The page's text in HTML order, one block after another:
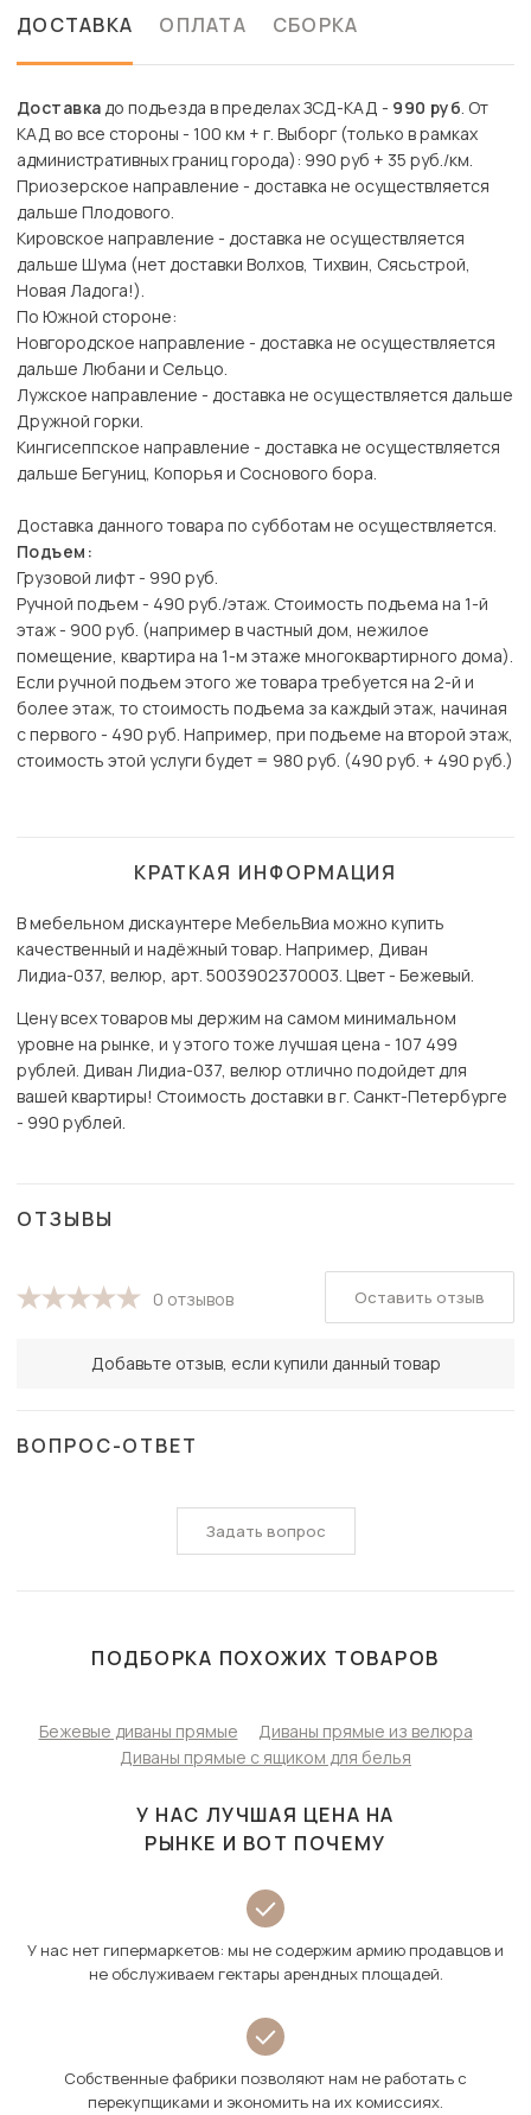
ДОСТАВКА ОПЛАТА СБОРКА
Доставкадо подъезда в пределах ЗСД-КАД - 990 руб. От
КАД во все стороны - 100 км + г. Выборг (только в рамках
административных границ города): 990 руб + 35 руб./км.
Приозерское направление - доставка не осуществляется
дальше Плодового.
Кировское направление - доставка не осуществляется
дальше Шума (нет доставки Волхов, Тихвин, Сясьстрой,
Новая Ладога!).
По Южной стороне:
Новгородское направление - доставка не осуществляется
дальше Любани и Сельцо.
Лужское направление - доставка не осуществляется дальше
Дружной горки.
Кингисеппское направление - доставка не осуществляется
дальше Бегуниц, Копорья и Соснового бора.
Доставка данного товара по субботам не осуществляется.
Подъем:
Грузовой лифт - 990 руб.
Ручной подъем - 490 руб./этаж. Стоимость подъема на 1-й
этаж - 900 руб. (например в частный дом, нежилое
помещение, квартира на 1-м этаже многоквартирного дома).
Если ручной подъем этого же товара требуется на 2-й и
более этаж, то стоимость подъема за каждый этаж, начиная
с первого - 490 руб. Например, при подъеме на второй этаж,
стоимость этой услуги будет = 980 руб. (490 руб. + 490 руб.)
КРАТКАЯ ИНФОРМАЦИЯ
В мебельном дискаунтере МебельВиа можно купить
качественный и надёжный товар. Например, Диван
Лидиа-037, велюр, арт. 5003902370003. Цвет - Бежевый.
Цену всех товаров мы держим на самом минимальном
уровне на рынке, и у этого тоже лучшая цена - 107 499
рублей. Диван Лидиа-037, велюр отлично подойдет для
вашей квартиры! Стоимость доставки в г. Санкт-Петербурге
- 990 рублей.
ОТЗЫВЫ
0 отзывов
Добавьте отзыв, если купили данный товар
Оставить отзыв
ВОПРОС-ОТВЕТ
Задать вопрос
ПОДБОРКА ПОХОЖИХ ТОВАРОВ
Бежевые диваны прямые
Диваны прямые из велюра
Диваны прямые с ящиком для белья
У НАС ЛУЧШАЯ ЦЕНА НА
РЫНКЕ И ВОТ ПОЧЕМУ
У нас нет гипермаркетов: мы не содержим армию продавцов и
не обслуживаем гектары арендных площадей.
Собственные фабрики позволяют нам не работать с
перекупщиками и экономить на их комиссиях.